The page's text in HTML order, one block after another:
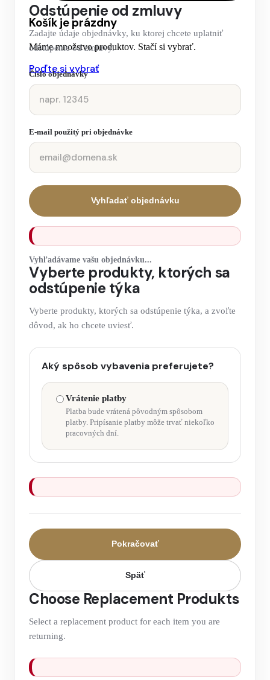
Košík je prázdny
Máme množstvo produktov. Stačí si vybrať.
Poďte si vybrať
Odstúpenie od zmluvy
Zadajte údaje objednávky, ku ktorej chcete uplatniť
odstúpenie od zmluvy.
Číslo objednávky
E-mail použitý pri objednávke
Vyhľadať objednávku
Vyhľadávame vašu objednávku...
Vyberte produkty, ktorých sa
odstúpenie týka
Vyberte produkty, ktorých sa odstúpenie týka, a zvoľte
dôvod, ak ho chcete uviesť.
Aký spôsob vybavenia preferujete?
Vrátenie platby
Platba bude vrátená pôvodným spôsobom
platby. Pripísanie platby môže trvať niekoľko
pracovných dní.
Späť
Pokračovať
Choose Replacement Produkts
Select a replacement product for each item you are
returning.